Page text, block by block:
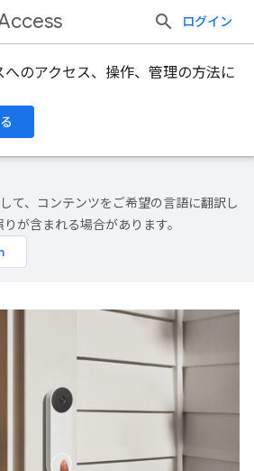
ログイン
のアクセス、操作、管理の方法に
て、コンテンツをご希望の言語に翻訳し
が含まれる場合があります。